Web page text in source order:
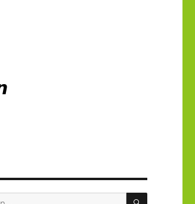
SUCHEN